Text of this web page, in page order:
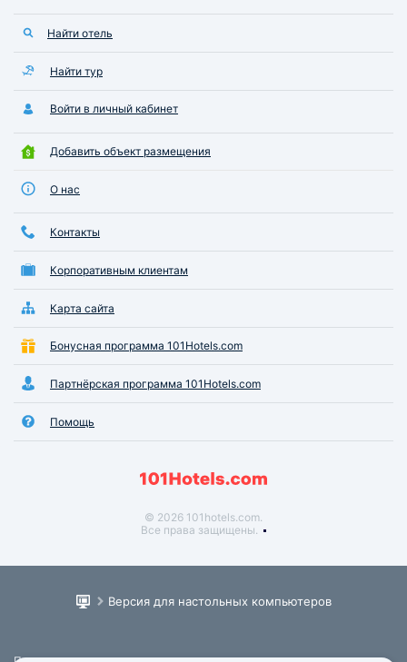
Найти отель
Найти тур
Войти в личный кабинет
Добавить объект размещения
О нас
Контакты
Корпоративным клиентам
Карта сайта
Бонусная программа 101Hotels.com
Партнёрская программа 101Hotels.com
Помощь
© 2026 101hotels.com.
Все права защищены.
Версия для настольных компьютеров